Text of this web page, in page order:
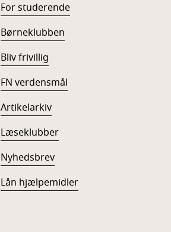
For studerende
Børneklubben
Bliv frivillig
FN verdensmål
Artikelarkiv
Læseklubber
Nyhedsbrev
Lån hjælpemidler